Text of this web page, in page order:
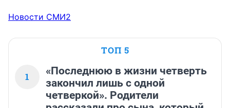
Новости СМИ2
ТОП 5
1
«Последнюю в жизни четверть
закончил лишь с одной
четверкой». Родители